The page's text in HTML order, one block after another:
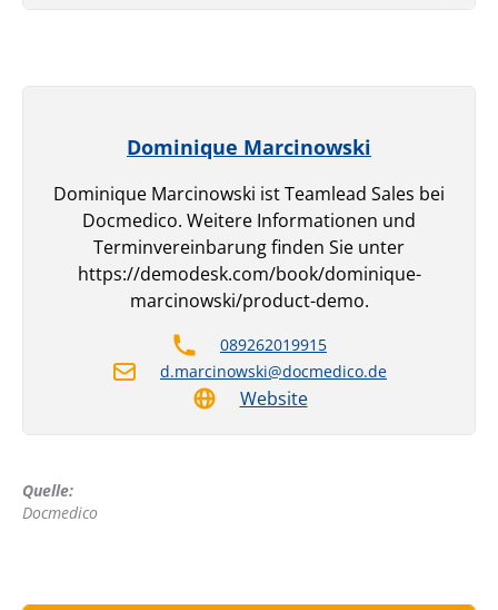
Dominique Marcinowski
Dominique Marcinowski ist Teamlead Sales bei
Docmedico. Weitere Informationen und
Terminvereinbarung finden Sie unter
https://demodesk.com/book/dominique-
marcinowski/product-demo.
089262019915
d.marcinowski@docmedico.de
Website
Quelle:
Docmedico